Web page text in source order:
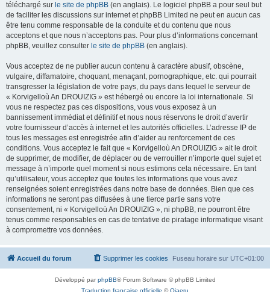
téléchargé sur le site de phpBB (en anglais). Le logiciel phpBB a pour seul but
de faciliter les discussions sur internet et phpBB Limited ne peut en aucun cas
être tenu comme responsable de la conduite et du contenu que nous
acceptons et que nous n’acceptons pas. Pour plus d’informations concernant
phpBB, veuillez consulter le site de phpBB (en anglais).
Vous acceptez de ne publier aucun contenu à caractère abusif, obscène,
vulgaire, diffamatoire, choquant, menaçant, pornographique, etc. qui pourrait
transgresser la législation de votre pays, du pays dans lequel le serveur de
« Korvigelloù An DROUIZIG » est hébergé ou encore la loi internationale. Si
vous ne respectez pas ces dispositions, vous vous exposez à un
bannissement immédiat et définitif et nous nous réservons le droit d’avertir
votre fournisseur d’accès à internet et les autorités officielles. L’adresse IP de
tous les messages est enregistrée afin d’aider au renforcement de ces
conditions. Vous acceptez le fait que « Korvigelloù An DROUIZIG » ait le droit
de supprimer, de modifier, de déplacer ou de verrouiller n’importe quel sujet et
message à n’importe quel moment si nous estimons cela nécessaire. En tant
qu’utilisateur, vous acceptez que toutes les informations que vous avez
renseignées soient enregistrées dans notre base de données. Bien que ces
informations ne seront pas diffusées à une tierce partie sans votre
consentement, ni « Korvigelloù An DROUIZIG », ni phpBB, ne pourront être
tenus comme responsables en cas de tentative de piratage informatique visant
à compromettre vos données.
Accueil du forum Fuseau horaire sur UTC+01:00
Supprimer les cookies
Développé parphpBB® Forum Software © phpBB Limited
Traduction française officielle ©Qiaeru